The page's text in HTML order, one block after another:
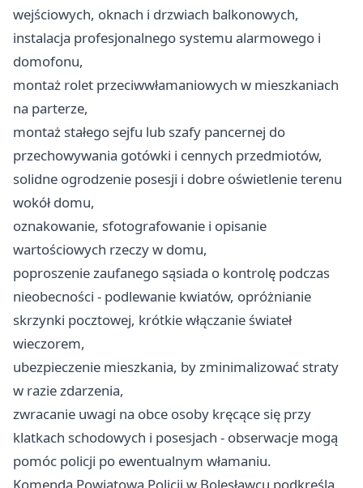
wejściowych, oknach i drzwiach balkonowych,
instalacja profesjonalnego systemu alarmowego i
domofonu,
montaż rolet przeciwwłamaniowych w mieszkaniach
na parterze,
montaż stałego sejfu lub szafy pancernej do
przechowywania gotówki i cennych przedmiotów,
solidne ogrodzenie posesji i dobre oświetlenie terenu
wokół domu,
oznakowanie, sfotografowanie i opisanie
wartościowych rzeczy w domu,
poproszenie zaufanego sąsiada o kontrolę podczas
nieobecności - podlewanie kwiatów, opróżnianie
skrzynki pocztowej, krótkie włączanie świateł
wieczorem,
ubezpieczenie mieszkania, by zminimalizować straty
w razie zdarzenia,
zwracanie uwagi na obce osoby kręcące się przy
klatkach schodowych i posesjach - obserwacje mogą
pomóc policji po ewentualnym włamaniu.